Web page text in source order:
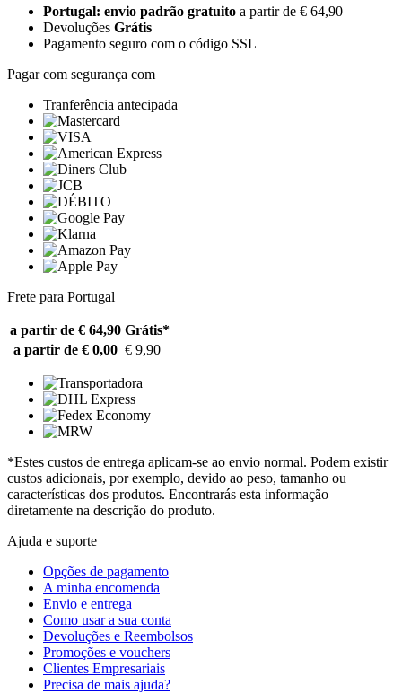
Portugal: envio padrão gratuito a partir de € 64,90
Devoluções Grátis
Pagamento seguro com o código SSL
Pagar com segurança com
Tranferência antecipada
Frete para Portugal
a partir de € 64,90 Grátis*
a partir de € 0,00 € 9,90
*Estes custos de entrega aplicam-se ao envio normal. Podem existir
custos adicionais, por exemplo, devido ao peso, tamanho ou
características dos produtos. Encontrarás esta informação
diretamente na descrição do produto.
Ajuda e suporte
Opções de pagamento
A minha encomenda
Envio e entrega
Como usar a sua conta
Devoluções e Reembolsos
Promoções e vouchers
Clientes Empresariais
Precisa de mais ajuda?